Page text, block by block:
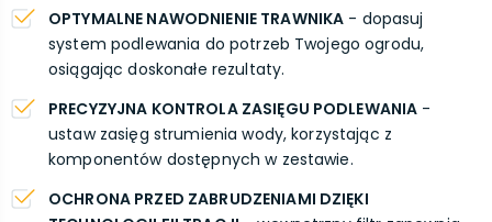
OPTYMALNE NAWODNIENIE TRAWNIKA - dopasuj
system podlewania do potrzeb Twojego ogrodu,
osiągając doskonałe rezultaty.
PRECYZYJNA KONTROLA ZASIĘGU PODLEWANIA -
ustaw zasięg strumienia wody, korzystając z
komponentów dostępnych w zestawie.
OCHRONA PRZED ZABRUDZENIAMI DZIĘKI